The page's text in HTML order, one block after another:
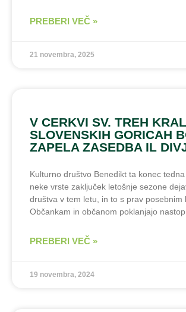
PREBERI VEČ »
21 novembra, 2025
V CERKVI SV. TREH
SLOVENSKIH GORICAH
ZAPELA ZASEDBA IL
Kulturno društvo Benedikt ta konec
neke vrste zaključek letošnje sezone
društva v tem letu, in to s prav posebnim
Občankam in občanom poklanjajo nastop
PREBERI VEČ »
19 novembra, 2024